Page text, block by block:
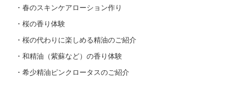
・春のスキンケアローション作り
・桜の香り体験
・桜の代わりに楽しめる精油のご紹介
・和精油（紫蘇など）の香り体験
・希少精油ピンクロータスのご紹介